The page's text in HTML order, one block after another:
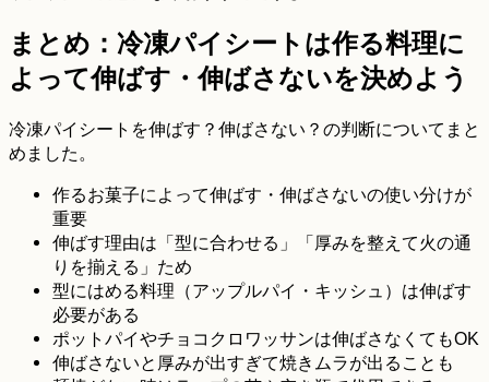
まとめ：冷凍パイシートは作る料理に
よって伸ばす・伸ばさないを決めよう
冷凍パイシートを伸ばす？伸ばさない？の判断についてまと
めました。
作るお菓子によって伸ばす・伸ばさないの使い分けが
重要
伸ばす理由は「型に合わせる」「厚みを整えて火の通
りを揃える」ため
型にはめる料理（アップルパイ・キッシュ）は伸ばす
必要がある
ポットパイやチョコクロワッサンは伸ばさなくてもOK
伸ばさないと厚みが出すぎて焼きムラが出ることも